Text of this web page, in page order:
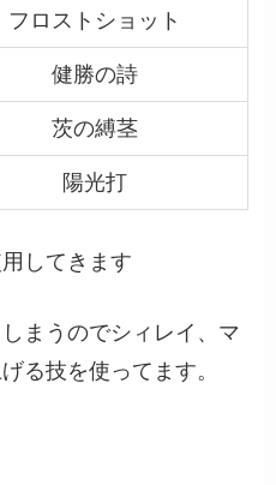
フロストショット
健勝の詩
茨の縛茎
陽光打
してきます
まうのでシィレイ、マ
る技を使ってます。